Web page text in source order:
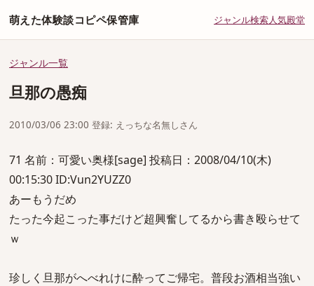
萌えた体験談コピペ保管庫 ジャンル検索人気殿堂
ジャンル一覧
旦那の愚痴
2010/03/06 23:00 登録: えっちな名無しさん
71 名前：可愛い奥様[sage] 投稿日：2008/04/10(木)
00:15:30 ID:Vun2YUZZ0
あーもうだめ
たった今起こった事だけど超興奮してるから書き殴らせて
ｗ
珍しく旦那がへべれけに酔ってご帰宅。普段お酒相当強い